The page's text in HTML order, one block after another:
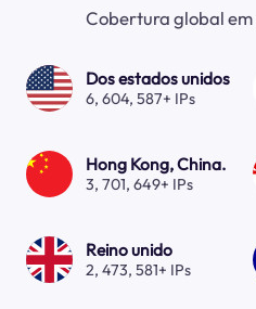
Cobertura global em
Dos estados unidos
6, 604, 587+ IPs
Hong Kong, China.
3, 701, 649+ IPs
Reino unido
2, 473, 581+ IPs